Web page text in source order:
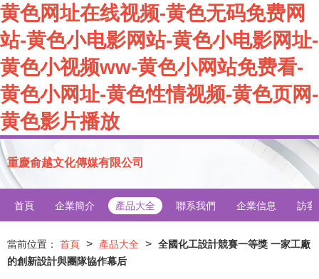
黄色网址在线视频-黄色无码免费网
站-黄色小电影网站-黄色小电影网址-
黄色小视频ww-黄色小网站免费看-
黄色小网址-黄色性情视频-黄色页网-
黄色影片播放
重慶俞越文化傳媒有限公司
首頁 企業簡介 產品大全 聯系我們 企業信息 訪客
當前位置： 首頁 > 產品大全 > 全國化工設計競賽一等獎 一家工廠
的創新設計與團隊協作幕后